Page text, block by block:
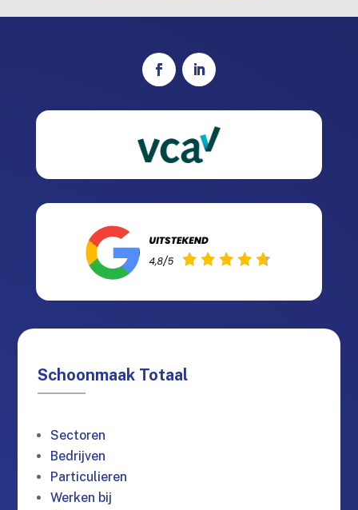
Schoonmaak Totaal
Sectoren
Bedrijven
Particulieren
Werken bij